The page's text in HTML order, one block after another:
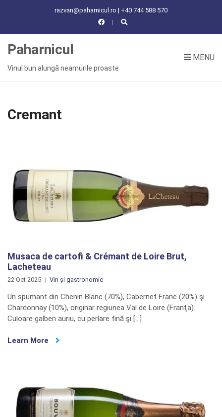
razvan@paharnicul.ro | +40 744 588 570
R
Paharnicul
Vinul bun alungă neamurile proaste
MENU
Cremant
Musaca de cartofi & Crémant de Loire Brut,
Lacheteau
22 Oct 2025 Vin și gastronomie
Un spumant din Chenin Blanc (70%), Cabernet Franc (20%) şi
Chardonnay (10%), originar regiunea Val de Loire (Franţa).
Culoare galben auriu, cu perlare fină şi […]
Learn More